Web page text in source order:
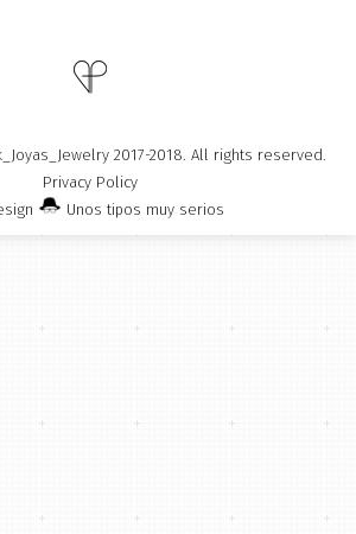
2017-2018. All rights reserved.
Privacy Policy
Unos tipos muy serios